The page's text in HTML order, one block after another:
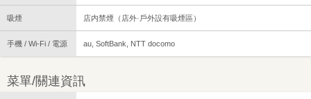
吸煙 店内禁煙（店外·戶外設有吸煙區）
手機 / Wi-Fi / 電源 au, SoftBank, NTT docomo
菜單/關連資訊